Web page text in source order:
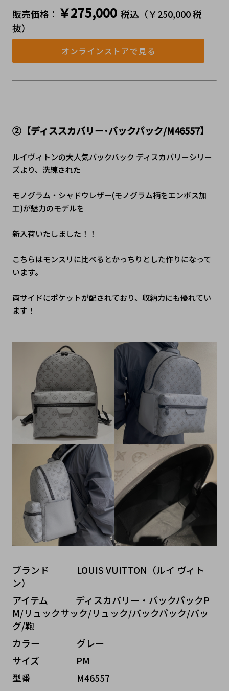
販売価格： ￥275,000 税込（￥250,000 税
抜）
オンラインストアで見る
②【ディススカバリー･バックパック/M46557】
ルイヴィトンの大人気バックパック ディスカバリーシリー
ズより、洗練された
モノグラム・シャドウレザー(モノグラム柄をエンボス加
工)が魅力のモデルを
新入荷いたしました！！
こちらはモンスリに比べるとかっちりとした作りになって
います。
両サイドにポケットが配されており、収納力にも優れてい
ます！
ブランド   LOUIS VUITTON（ルイ ヴィト
ン）
アイテム   ディスカバリー・バックパックP
M/リュックサック/リュック/バックパック/バッ
グ/鞄
カラー    グレー
サイズ    PM
型番     M46557